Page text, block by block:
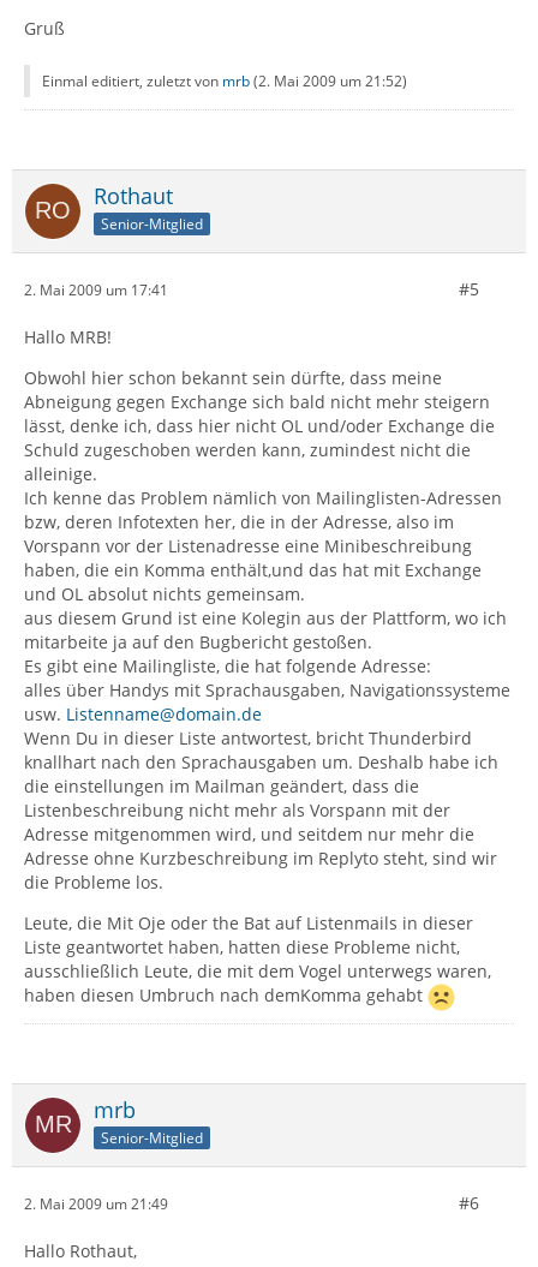
Gruß
Einmal editiert, zuletzt von mrb(2. Mai 2009 um 21:52)
Rothaut
Senior-Mitglied
2. Mai 2009 um 17:41 #5
Hallo MRB!
Obwohl hier schon bekannt sein dürfte, dass meine
Abneigung gegen Exchange sich bald nicht mehr steigern
lässt, denke ich, dass hier nicht OL und/oder Exchange die
Schuld zugeschoben werden kann, zumindest nicht die
alleinige.
Ich kenne das Problem nämlich von Mailinglisten-Adressen
bzw, deren Infotexten her, die in der Adresse, also im
Vorspann vor der Listenadresse eine Minibeschreibung
haben, die ein Komma enthält,und das hat mit Exchange
und OL absolut nichts gemeinsam.
aus diesem Grund ist eine Kolegin aus der Plattform, wo ich
mitarbeite ja auf den Bugbericht gestoßen.
Es gibt eine Mailingliste, die hat folgende Adresse:
alles über Handys mit Sprachausgaben, Navigationssysteme
usw. Listenname@domain.de
Wenn Du in dieser Liste antwortest, bricht Thunderbird
knallhart nach den Sprachausgaben um. Deshalb habe ich
die einstellungen im Mailman geändert, dass die
Listenbeschreibung nicht mehr als Vorspann mit der
Adresse mitgenommen wird, und seitdem nur mehr die
Adresse ohne Kurzbeschreibung im Replyto steht, sind wir
die Probleme los.
Leute, die Mit Oje oder the Bat auf Listenmails in dieser
Liste geantwortet haben, hatten diese Probleme nicht,
ausschließlich Leute, die mit dem Vogel unterwegs waren,
haben diesen Umbruch nach demKomma gehabt
mrb
Senior-Mitglied
2. Mai 2009 um 21:49 #6
Hallo Rothaut,